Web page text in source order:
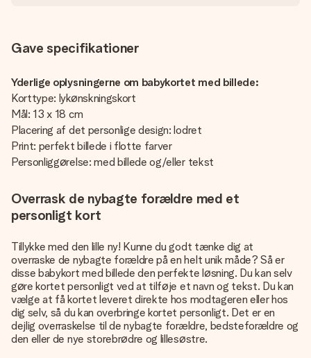
Gave specifikationer
Yderlige oplysningerne om babykortet med billede:
Korttype: lykønskningskort
Mål: 13 x 18 cm
Placering af det personlige design: lodret
Print: perfekt billede i flotte farver
Personliggørelse: med billede og/eller tekst
Overrask de nybagte forældre med et
personligt kort
Tillykke med den lille ny! Kunne du godt tænke dig at
overraske de nybagte forældre på en helt unik måde? Så er
disse babykort med billede den perfekte løsning. Du kan selv
gøre kortet personligt ved at tilføje et navn og tekst. Du kan
vælge at få kortet leveret direkte hos modtageren eller hos
dig selv, så du kan overbringe kortet personligt. Det er en
dejlig overraskelse til de nybagte forældre, bedsteforældre og
den eller de nye storebrødre og lillesøstre.